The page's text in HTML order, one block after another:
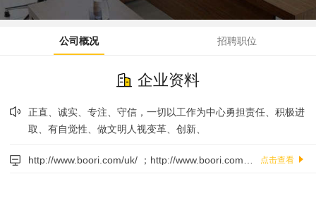
公司概况 招聘职位
企业资料
正直、诚实、专注、守信，一切以工作为中心勇担责任、积极进
取、有自觉性、做文明人视变革、创新、
点击查看